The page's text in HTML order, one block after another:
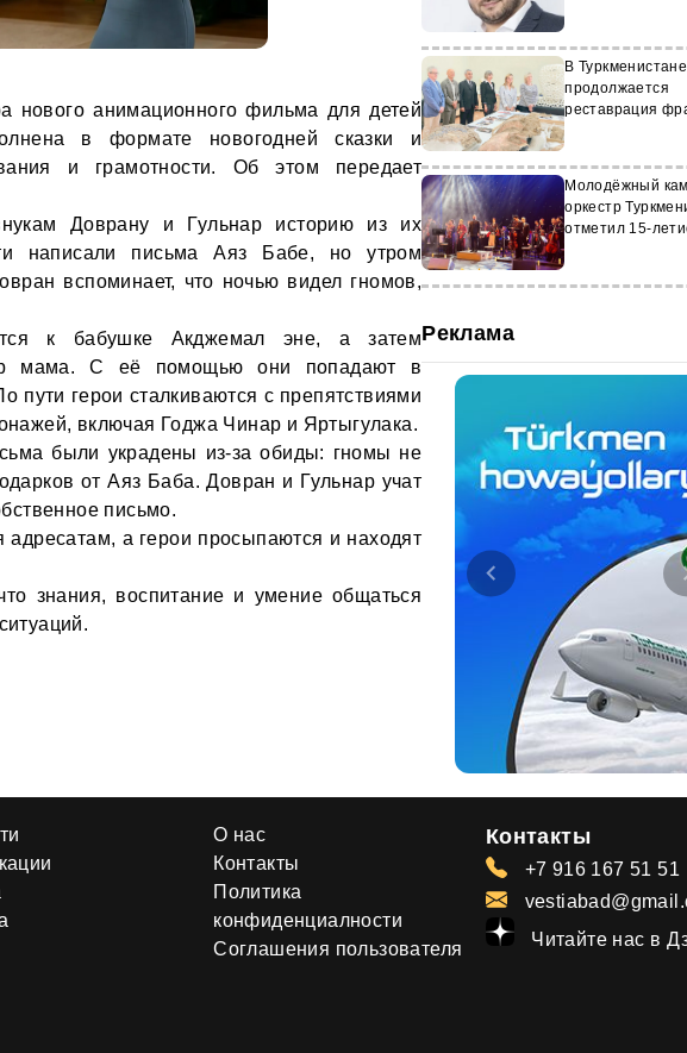
нового анимационного фильма для детей
в формате новогодней сказки и
и грамотности. Об этом передает
Доврану и Гульнар историю из их
написали письма Аяз Бабе, но утром
вспоминает, что ночью видел гномов,
к бабушке Акджемал эне, а затем
мама. С её помощью они попадают в
пути герои сталкиваются с препятствиями
включая Годжа Чинар и Яртыгулака.
были украдены из-за обиды: гномы не
от Аяз Баба. Довран и Гульнар учат
письмо.
а герои просыпаются и находят
знания, воспитание и умение общаться
В Туркменистане
продолжается
реставрация
Молодёжный
оркестр
отметил 15-
Реклама
О нас
Контакты
Политика
конфиденциалности
Соглашения пользователя
Контакты
+7 916 167 51 51
Читайте нас в